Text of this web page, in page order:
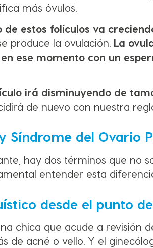
más óvulos.
de estos folículos va
produce la ovulación. La
ese momento con un
irá disminuyendo de
de nuevo con nuestra
Síndrome del Ovario
hay dos términos que no
entender esta
desde el punto
chica que acude a revisión
de acné o vello. Y el